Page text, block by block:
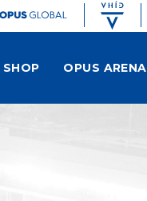
SHOP OPUS ARENA